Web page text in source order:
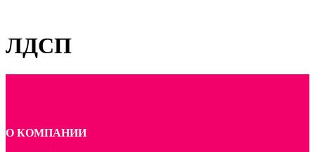
ЛДСП
О КОМПАНИИ